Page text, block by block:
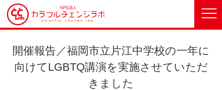
開催報告／福岡市立片江中学校の一年に
向けてLGBTQ講演を実施させていただ
きました